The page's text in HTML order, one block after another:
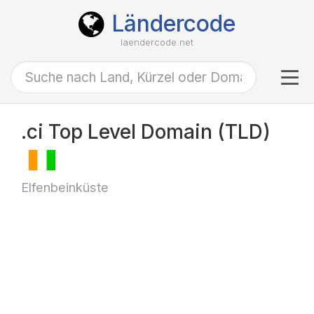
Ländercode
laendercode.net
.ci Top Level Domain (TLD)
Elfenbeinküste